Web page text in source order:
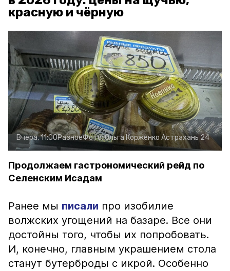
красную и чёрную
Вчера, 11:00РазноеФото:Ольга Корженко Астрахань 24
Продолжаем гастрономический рейд по
Селенским Исадам
Ранее мы писали про изобилие
волжских угощений на базаре. Все они
достойны того, чтобы их попробовать.
И, конечно, главным украшением стола
станут бутерброды с икрой. Особенно